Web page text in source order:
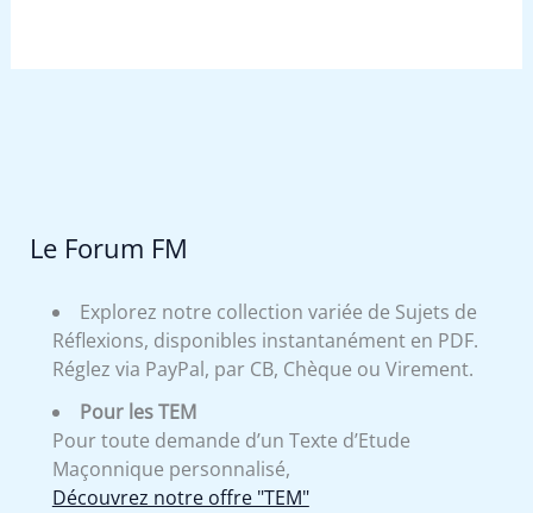
Le Forum FM
Explorez notre collection variée de Sujets de
Réflexions, disponibles instantanément en PDF.
Réglez via PayPal, par CB, Chèque ou Virement.
Pour les TEM
Pour toute demande d’un Texte d’Etude
Maçonnique personnalisé,
Découvrez notre offre "TEM"